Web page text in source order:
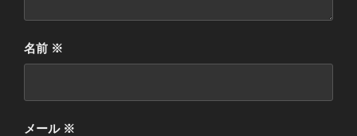
名前 ※
メール ※